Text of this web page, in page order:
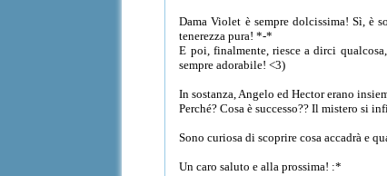
Dama Violet è sempre dolcissima! Sì, è
tenerezza pura! *-*
E poi, finalmente, riesce a dirci
sempre adorabile! <3)
In sostanza, Angelo ed Hector erano
Perché? Cosa è successo?? Il mistero si
Sono curiosa di scoprire cosa accadrà e
Un caro saluto e alla prossima! :*